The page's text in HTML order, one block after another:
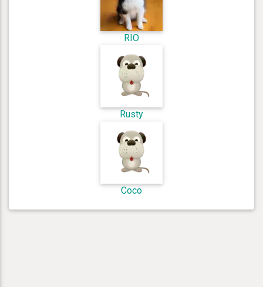
RIO
Rusty
Coco